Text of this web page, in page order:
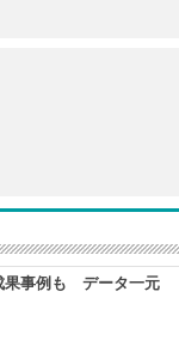
果事例も データ一元